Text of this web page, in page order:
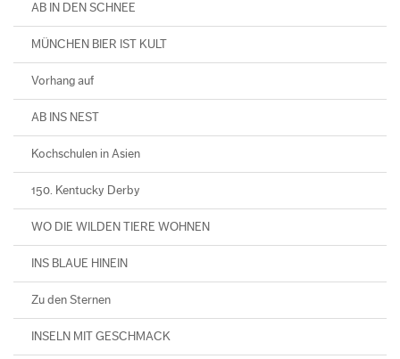
AB IN DEN SCHNEE
MÜNCHEN BIER IST KULT
Vorhang auf
AB INS NEST
Kochschulen in Asien
150. Kentucky Derby
WO DIE WILDEN TIERE WOHNEN
INS BLAUE HINEIN
Zu den Sternen
INSELN MIT GESCHMACK